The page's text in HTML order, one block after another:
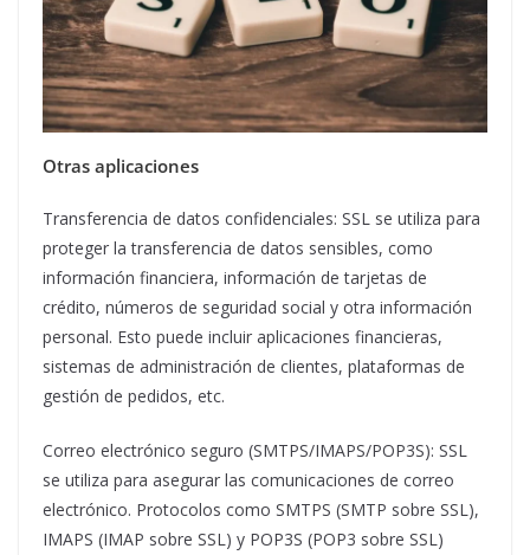
Otras aplicaciones
Transferencia de datos confidenciales: SSL se utiliza para
proteger la transferencia de datos sensibles, como
información financiera, información de tarjetas de
crédito, números de seguridad social y otra información
personal. Esto puede incluir aplicaciones financieras,
sistemas de administración de clientes, plataformas de
gestión de pedidos, etc.
Correo electrónico seguro (SMTPS/IMAPS/POP3S): SSL
se utiliza para asegurar las comunicaciones de correo
electrónico. Protocolos como SMTPS (SMTP sobre SSL),
IMAPS (IMAP sobre SSL) y POP3S (POP3 sobre SSL)